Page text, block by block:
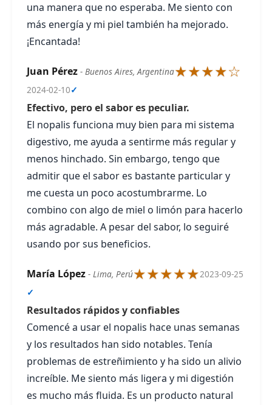
una manera que no esperaba. Me siento con
más energía y mi piel también ha mejorado.
¡Encantada!
Juan Pérez - Buenos Aires, Argentina★★★★☆
2024-02-10✓
Efectivo, pero el sabor es peculiar.
El nopalis funciona muy bien para mi sistema
digestivo, me ayuda a sentirme más regular y
menos hinchado. Sin embargo, tengo que
admitir que el sabor es bastante particular y
me cuesta un poco acostumbrarme. Lo
combino con algo de miel o limón para hacerlo
más agradable. A pesar del sabor, lo seguiré
usando por sus beneficios.
María López - Lima, Perú★★★★★2023-09-25
✓
Resultados rápidos y confiables
Comencé a usar el nopalis hace unas semanas
y los resultados han sido notables. Tenía
problemas de estreñimiento y ha sido un alivio
increíble. Me siento más ligera y mi digestión
es mucho más fluida. Es un producto natural